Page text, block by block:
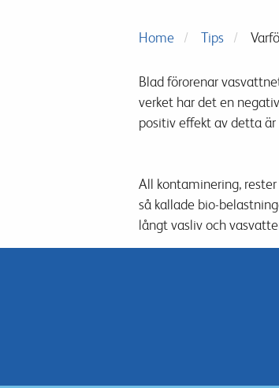
Home Tips
Bladförorenar vas
verket har det en
positiv effekt av detta
All kontaminering,
så kallade bio-
långt vasliv och vas